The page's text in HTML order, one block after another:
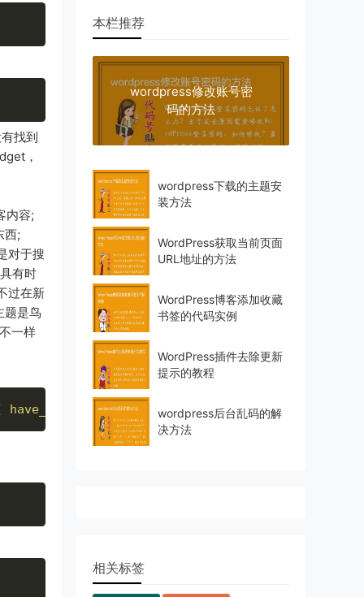
找到
，
内容;
西;
对于搜
有时
过在新
题是鸟
一样
have_posts ) : the_post(); $do_not_duplicate
本栏推荐
wordpress修改账号密
码的方法
wordpress下载的主题安
装方法
WordPress获取当前页面
URL地址的方法
WordPress博客添加收藏
书签的代码实例
WordPress插件去除更新
提示的教程
wordpress后台乱码的解
决方法
相关标签